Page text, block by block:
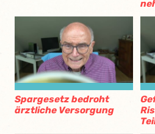
Spargesetz bedroht
ärztliche Versorgung